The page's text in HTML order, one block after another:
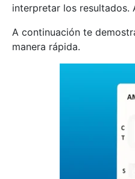
interpretar los resultados.
A continuación te
manera rápida.